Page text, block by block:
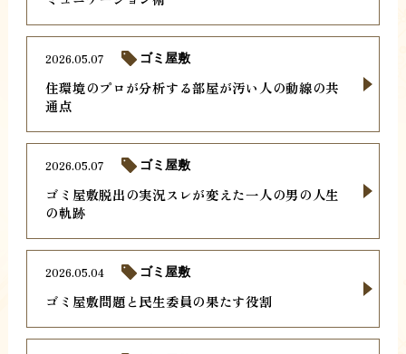
住環境のプロが分析する部屋が汚い人の動線の共
通点
2026.05.07 ゴミ屋敷
ゴミ屋敷脱出の実況スレが変えた一人の男の人生
の軌跡
2026.05.07 ゴミ屋敷
ゴミ屋敷問題と民生委員の果たす役割
2026.05.04 ゴミ屋敷